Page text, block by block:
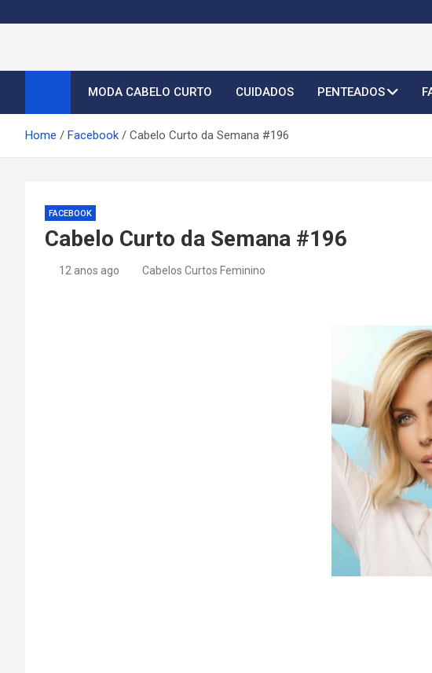
p
Cortes de Cabelo Curto
MODA CABELO CURTO CUIDADOS PENTEADOS
Home Facebook Cabelo Curto da Semana #196
FACEBOOK
Cabelo Curto da Semana #196
12 anos ago Cabelos Curtos Feminino